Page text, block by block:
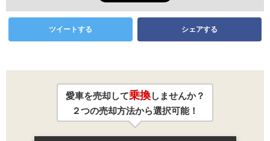
ツイートする シェアする
愛車を売却して乗換しませんか？
２つの売却方法から選択可能！